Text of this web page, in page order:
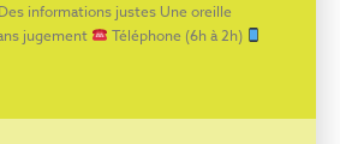
informations justes Une oreille
jugement
Téléphone (6h à 2h)‍‍
FondationTeljeunes YouTube